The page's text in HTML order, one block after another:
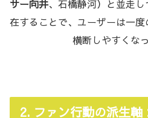
サー向井、石橋静河）と並走
在することで、ユーザーは一
横断しやすくな
2. ファン行動の派生軸